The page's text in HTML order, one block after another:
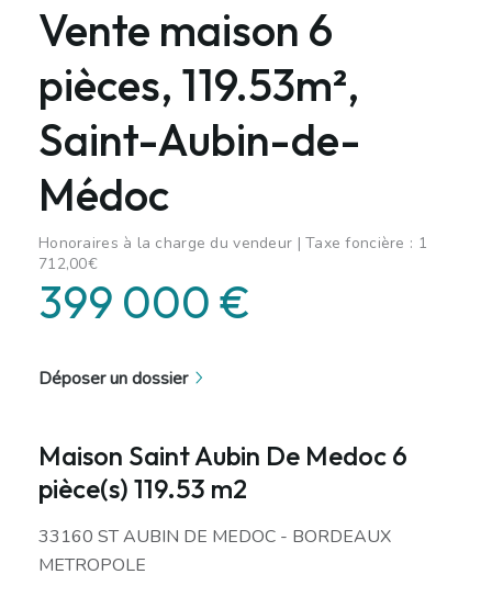
Vente maison 6
pièces, 119.53m²,
Saint-Aubin-de-
Médoc
Honoraires à la charge du vendeur | Taxe foncière : 1
712,00€
399 000 €
Déposer un dossier
Maison Saint Aubin De Medoc 6
pièce(s) 119.53 m2
33160 ST AUBIN DE MEDOC - BORDEAUX
METROPOLE